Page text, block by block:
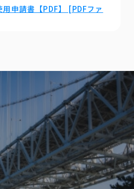
申請書【PDF】 [PDFファ